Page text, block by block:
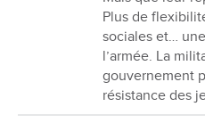
Plus de
sociales et…
l’armée. La
gouvernement
résistance des